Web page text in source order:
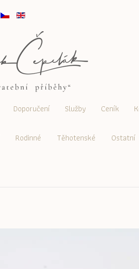
Doporučení Služby Ceník
Rodinné Těhotenské Ostatní